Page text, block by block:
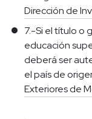
Dirección de
7.-Si el título o
educación
deberá ser
el país de
Exteriores de